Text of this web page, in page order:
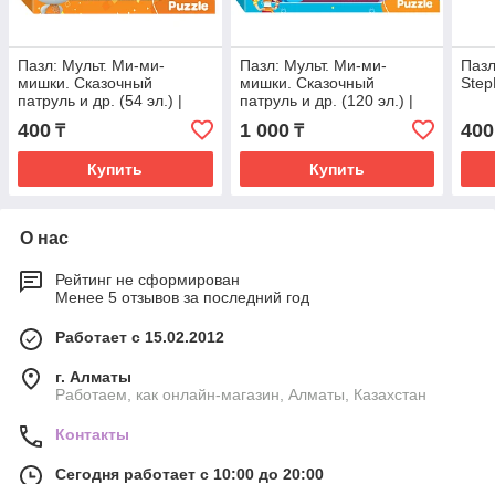
Пазл: Мульт. Ми-ми-
мишки. Сказочный
патруль и др. (54 эл.) |
400 ₸
Купить
Пазл: Мульт. Ми-ми-
мишки. Сказочный
патруль и др. (120 эл.) |
1 000₸
Купить
400
О нас
Рейтинг не сформирован
Менее 5 отзывов за последний год
Работает с 15.02.2012
г. Алматы
Работаем, как онлайн-магазин, Алматы, Казахстан
Контакты
Сегодня работает с 10:00 до 20:00